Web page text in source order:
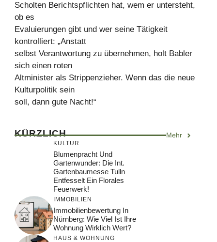
Scholten Berichtspflichten hat, wem er untersteht,
ob es
Evaluierungen gibt und wer seine Tätigkeit
kontrolliert: „Anstatt
selbst Verantwortung zu übernehmen, holt Babler
sich einen roten
Altminister als Strippenzieher. Wenn das die neue
Kulturpolitik sein
soll, dann gute Nacht!“
KÜRZLICH Mehr
KULTUR
Blumenpracht Und
Gartenwunder: Die Int.
Gartenbaumesse Tulln
Entfesselt Ein Florales
Feuerwerk!
IMMOBILIEN
Immobilienbewertung In
Nürnberg: Wie Viel Ist Ihre
Wohnung Wirklich Wert?
HAUS & WOHNUNG